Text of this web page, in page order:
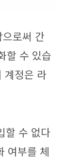
로써 간
할 수 있습
계정은 라
할 수 없다
여부를 체